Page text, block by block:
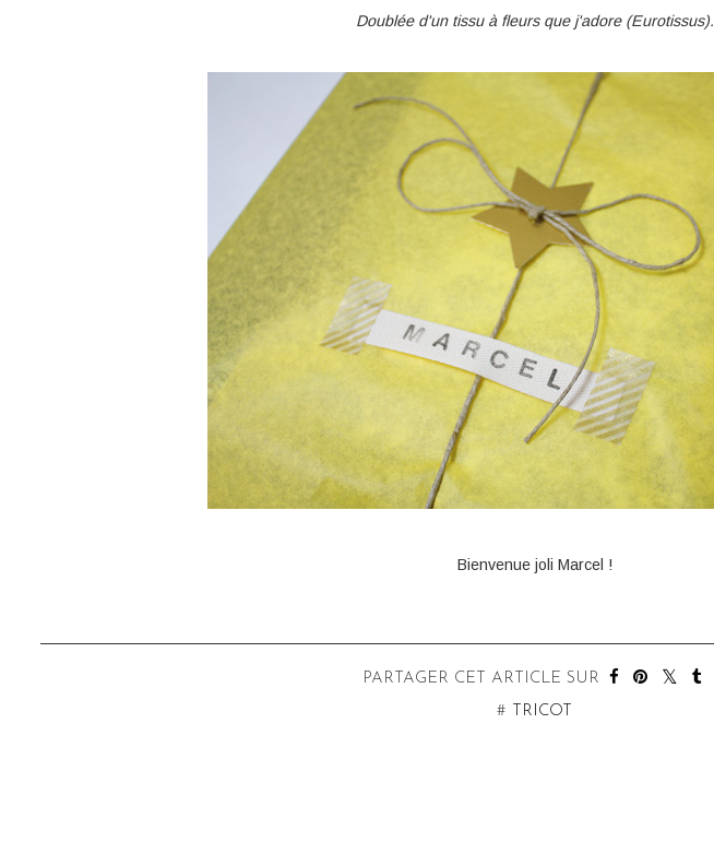
Doublée d'un tissu à fleurs que j'adore (Eurotissus).
Bienvenue joli Marcel !